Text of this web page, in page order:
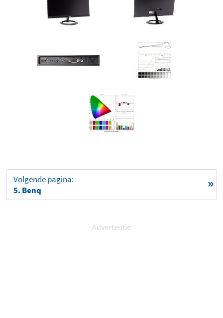
Volgende pagina:
5. Benq
Advertentie